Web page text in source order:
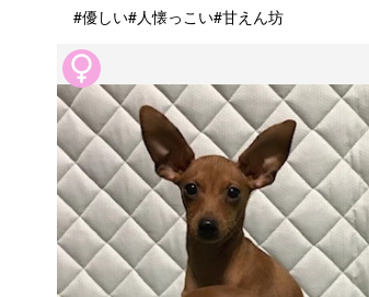
#優しい#人懐っこい#甘えん坊